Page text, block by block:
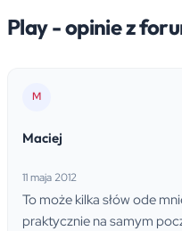
o abonamenty. Obecnie
Play - opinie z
M
Maciej
11 maja 2012
To może kilka słów ode
praktycznie na samym